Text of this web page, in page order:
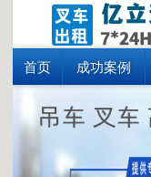
首页 成功案例